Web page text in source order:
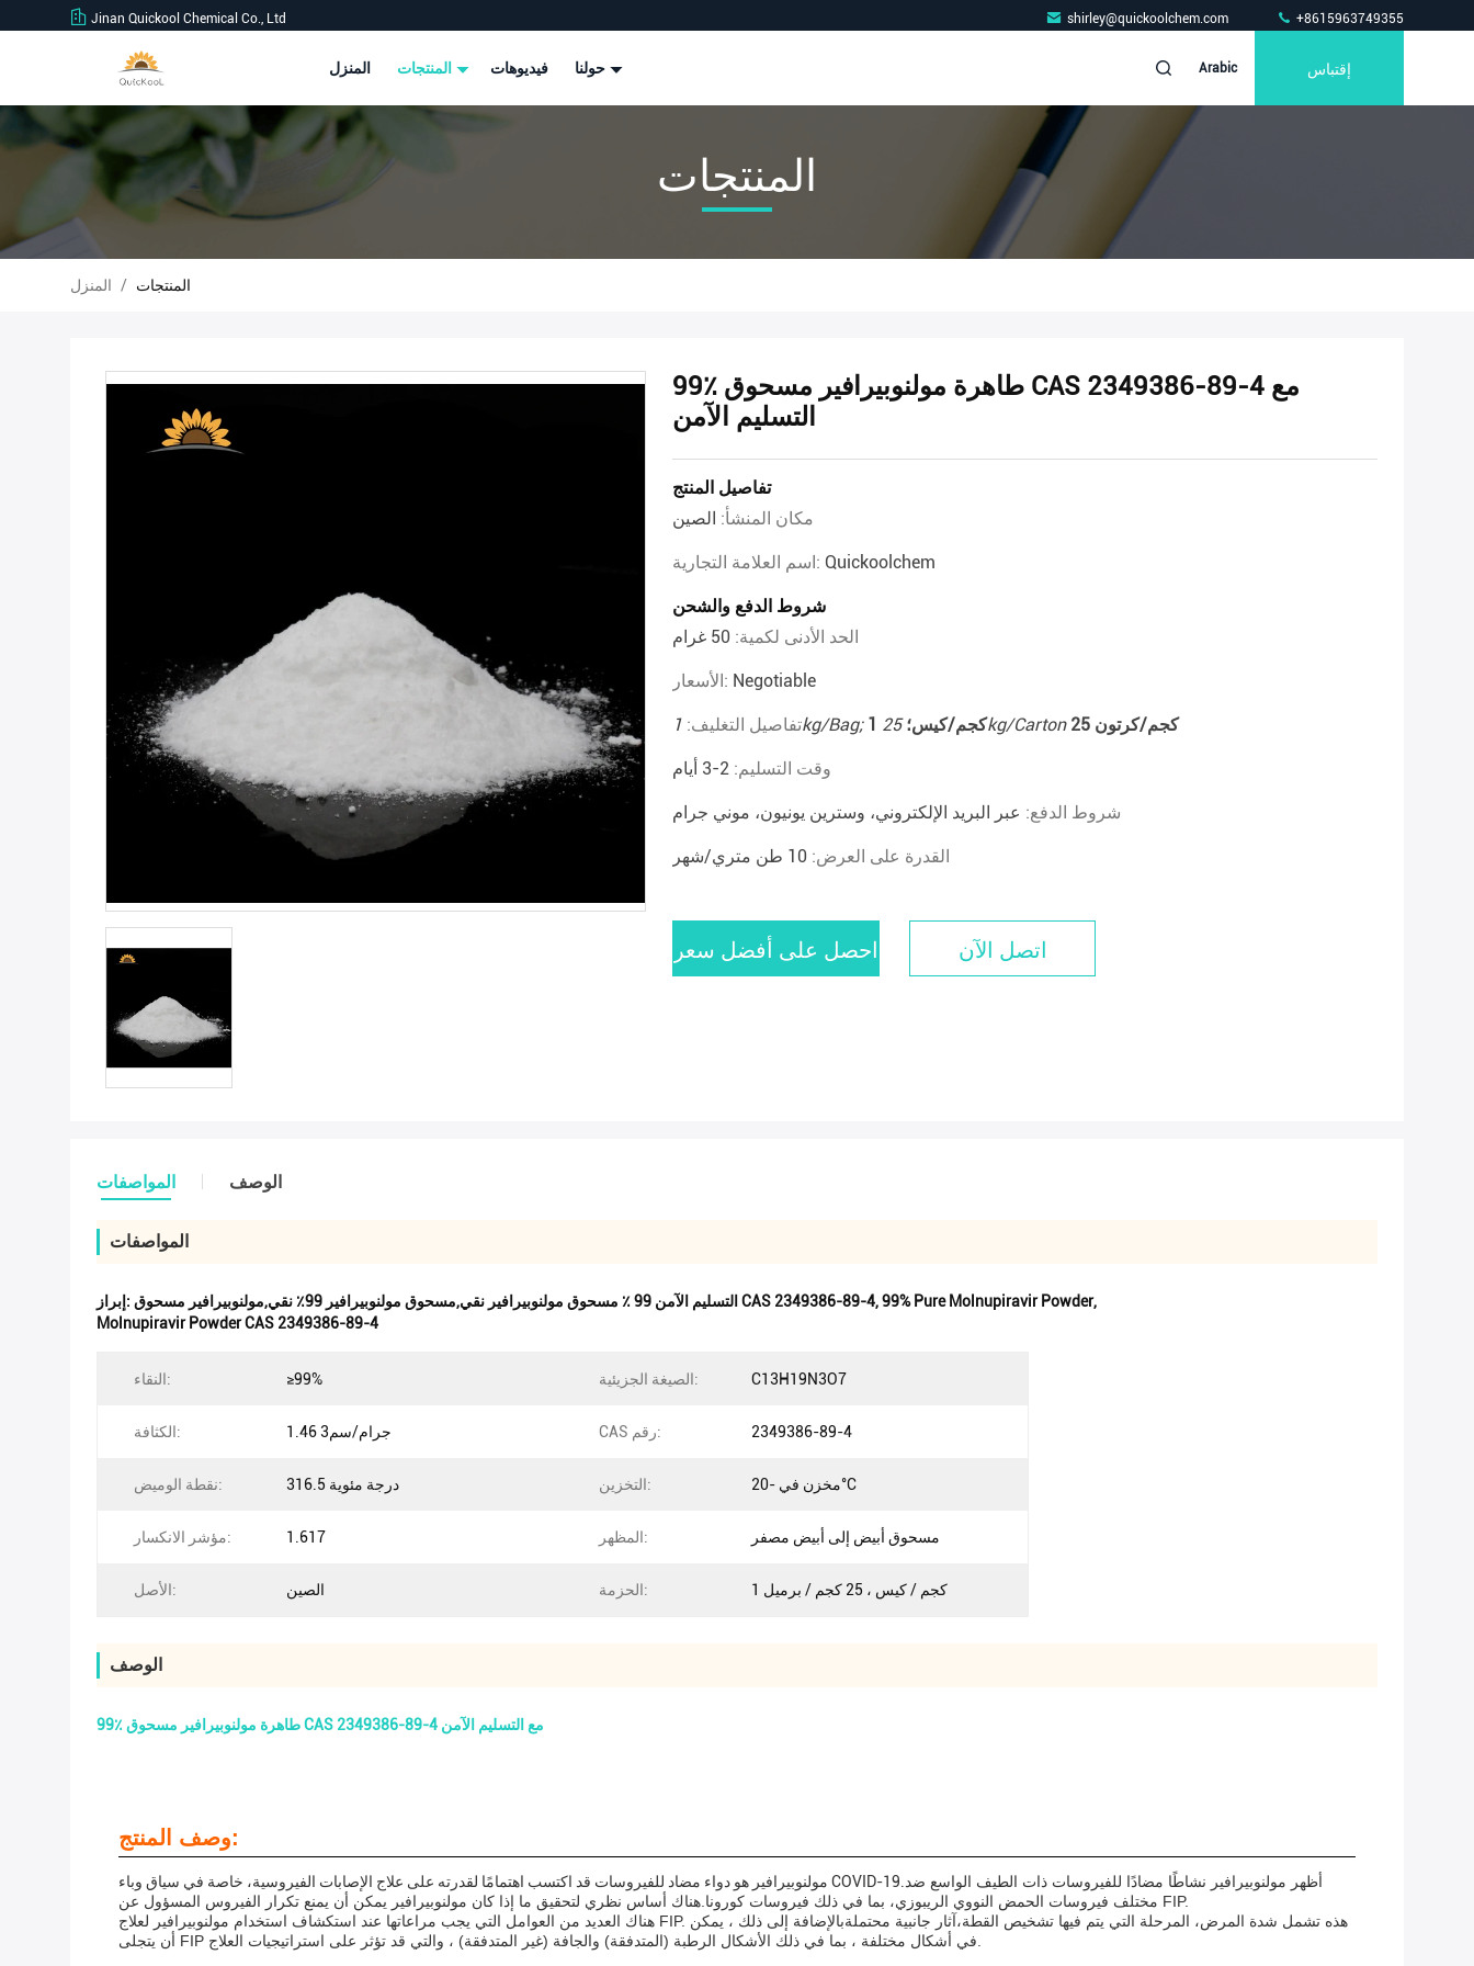
Jinan Quickool Chemical Co., Ltd shirley@quickoolchem.com +8615963749355
المنزل فيديوهات Arabic إقتباس
المنتجات
المنزل / المنتجات
99٪ طاهرة مولنوبيرافير مسحوق CAS 2349386-89-4 مع
التسليم الآمن
تفاصيل المنتج
مكان المنشأ: الصين
اسم العلامة التجارية: Quickoolchem
شروط الدفع والشحن
الحد الأدنى لكمية: 50 غرام
الأسعار: Negotiable
تفاصيل التغليف:1kg/Bag; 1 كجم/كيس؛25kg/Carton 25 كجم/كرتون
وقت التسليم: 2-3 أيام
شروط الدفع: عبر البريد الإلكتروني، وسترين يونيون، موني جرام
القدرة على العرض: 10 طن متري/شهر
احصل على أفضل سعر اتصل الآن
المواصفات الوصف
المواصفات
إبراز: التسليم الآمن 99 ٪ مسحوق مولنوبيرافير نقي,مسحوق مولنوبيرافير 99٪ نقي,مولنوبيرافير مسحوق CAS 2349386-89-4,​99% Pure Molnupiravir Powder,
Molnupiravir Powder CAS 2349386-89-4
النقاء: ≥99% الصيغة الجزيئية: C13H19N3O7
الكثافة: 1.46 جرام/سم3 CAS رقم: 2349386-89-4
نقطة الوميض: 316.5 درجة مئوية التخزين: مخزن في -20°C
مؤشر الانكسار: 1.617 المظهر: مسحوق أبيض إلى أبيض مصفر
الأصل: الصين الحزمة: 1 كجم / كيس ، 25 كجم / برميل
الوصف
99٪ طاهرة مولنوبيرافير مسحوق CAS 2349386-89-4 مع التسليم الآمن
وصف المنتج:
مولنوبيرافير هو دواء مضاد للفيروسات قد اكتسب اهتمامًا لقدرته على علاج الإصابات الفيروسية، خاصة في سياق وباء COVID-19. أظهر مولنوبيرافير نشاطًا مضادًا للفيروسات ذات الطيف الواسع ضد
مختلف فيروسات الحمض النووي الريبوزي، بما في ذلك فيروسات كورونا.هناك أساس نظري لتحقيق ما إذا كان مولنوبيرافير يمكن أن يمنع تكرار الفيروس المسؤول عن FIP.
هناك العديد من العوامل التي يجب مراعاتها عند استكشاف استخدام مولنوبيرافير لعلاج FIP. هذه تشمل شدة المرض، المرحلة التي يتم فيها تشخيص القطة،آثار جانبية محتملةبالإضافة إلى ذلك ، يمكن